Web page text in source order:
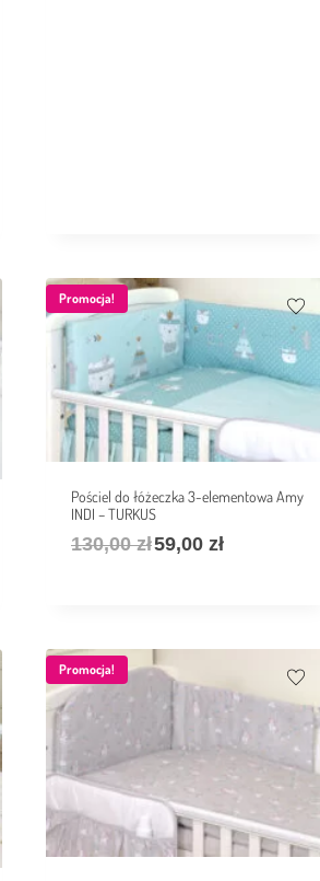
Promocja!
Pościel do łóżeczka 3-elementowa Amy
INDI – TURKUS
130,00zł59,00 zł
Promocja!